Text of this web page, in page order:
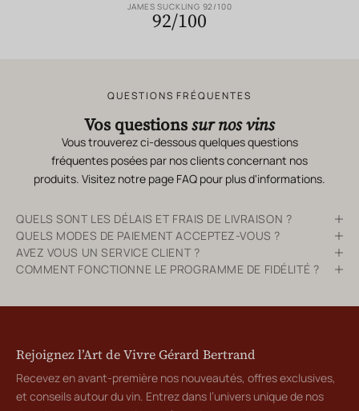
JAMES SUCKLING 92/100
92/100
QUESTIONS FRÉQUENTES
Vos questionssur nos vins
Vous trouverez ci-dessous quelques questions
fréquentes posées par nos clients concernant nos
produits. Visitez notre page FAQ pour plus d'informations.
QUELS SONT LES DÉLAIS ET FRAIS DE LIVRAISON ?
QUELS MODES DE PAIEMENT ACCEPTEZ-VOUS ?
AVEZ VOUS UN SERVICE CLIENT ?
COMMENT FONCTIONNE LE PROGRAMME DE FIDÉLITÉ ?
Rejoignez l’Art de Vivre Gérard Bertrand
Recevez en avant-première nos nouveautés, offres exclusives,
et conseils autour du vin. Entrez dans l’univers unique de nos